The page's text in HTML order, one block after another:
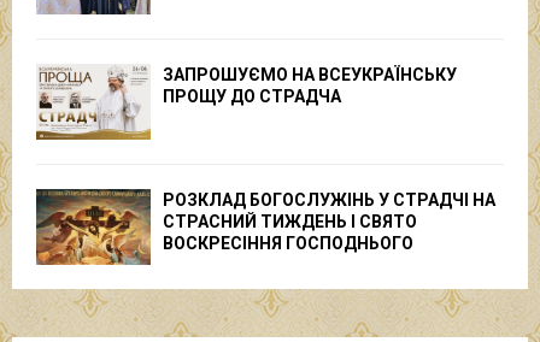
ЗАПРОШУЄМО НА ВСЕУКРАЇНСЬКУ
ПРОЩУ ДО СТРАДЧА
РОЗКЛАД БОГОСЛУЖІНЬ У СТРАДЧІ НА
СТРАСНИЙ ТИЖДЕНЬ І СВЯТО
ВОСКРЕСІННЯ ГОСПОДНЬОГО